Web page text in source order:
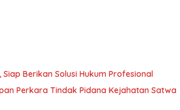
Berikan Solusi Hukum Profesional
Perkara Tindak Pidana Kejahatan Satwa